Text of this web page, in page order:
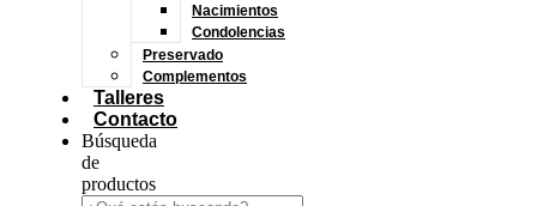
Nacimientos
Condolencias
Preservado
Complementos
Talleres
Contacto
Búsqueda
de
productos